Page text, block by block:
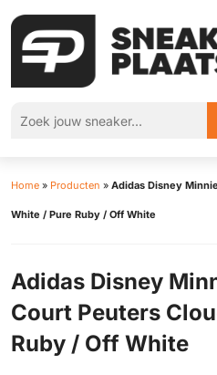
Home » Producten » Adidas Disney
White / Pure Ruby / Off White
Adidas Disney
Court Peuters
Ruby / Off White